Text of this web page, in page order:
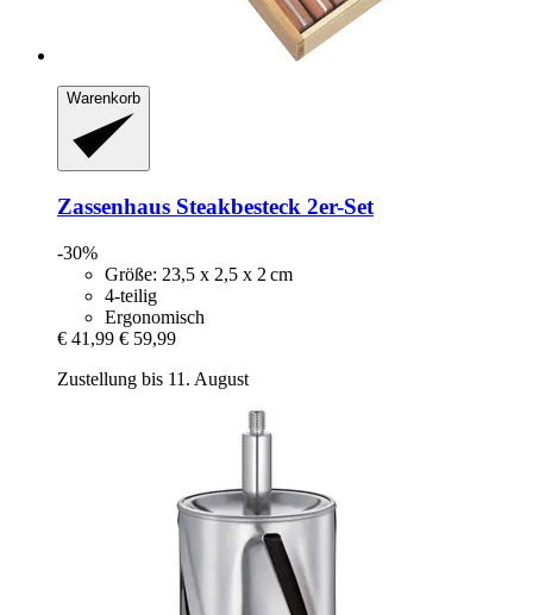
Warenkorb
Zassenhaus Steakbesteck 2er-​Set
-30%
Größe: 23,5 x 2,5 x 2 cm
4-teilig
Ergonomisch
€ 41,99 € 59,99
Zustellung bis 11. August